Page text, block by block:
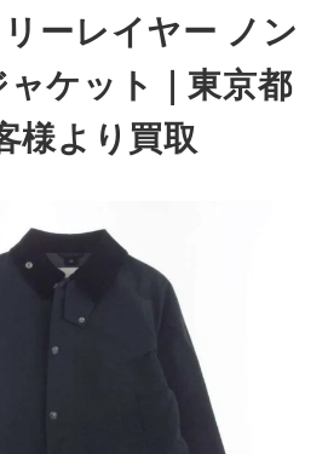
ーレイヤー ノン
ケッ ト｜東京都
様より買取